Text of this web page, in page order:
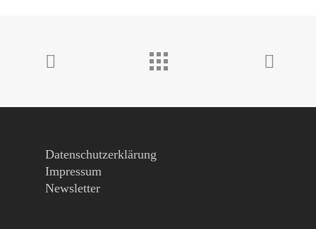
Datenschutzerklärung
Impressum
Newsletter